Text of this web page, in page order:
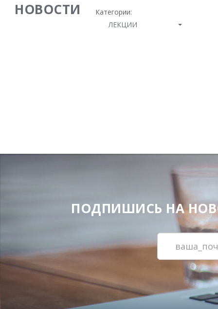
НОВОСТИ
Категории:
ЛЕКЦИИ
ПОДПИШИСЬ НА